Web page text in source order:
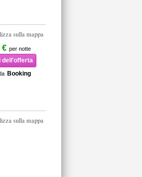
sulla mappa
€ per notte
dell'offerta
Booking
sulla mappa